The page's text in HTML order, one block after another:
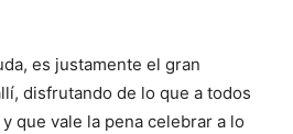
es justamente el gran
disfrutando de lo que a todos
que vale la pena celebrar a lo